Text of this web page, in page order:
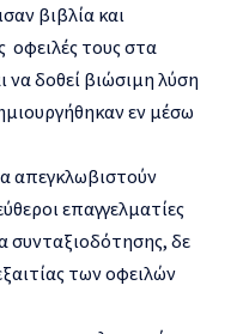
βιβλία και
τους στα
να δοθεί βιώσιμη λύση
εν μέσω
απεγκλωβιστούν
επαγγελματίες
συνταξιοδότησης, δε
των οφειλών